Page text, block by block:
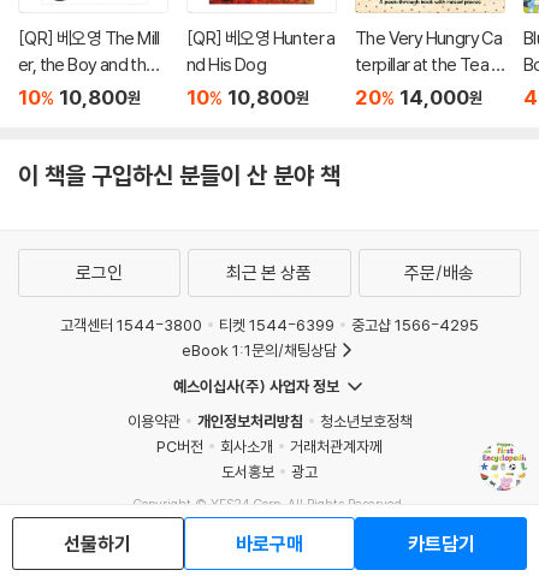
[QR] 베오영 The Mill
er, the Boy and the
Donkey
10% 10,800원
[QR] 베오영 Hunter a
nd His Dog
10% 10,800원
The Very Hungry Ca
terpillar at the Tea P
arty
20% 14,000원
이 책을 구입하신 분들이 산 분야 책
선물하기 바로구매 카트담기
로그인 최근 본 상품 주문/배송
고객센터 1544-3800 티켓 1544-6399
중고샵 1566-4295
eBook 1:1문의/채팅상담
예스이십사(주) 사업자 정보
이용약관
개인정보처리방침
청소년보호정책
PC버전
회사소개
거래처관계자께
도서홍보
광고
Copyright © YES24 Corp. All Rights Reserved.
MATOM13